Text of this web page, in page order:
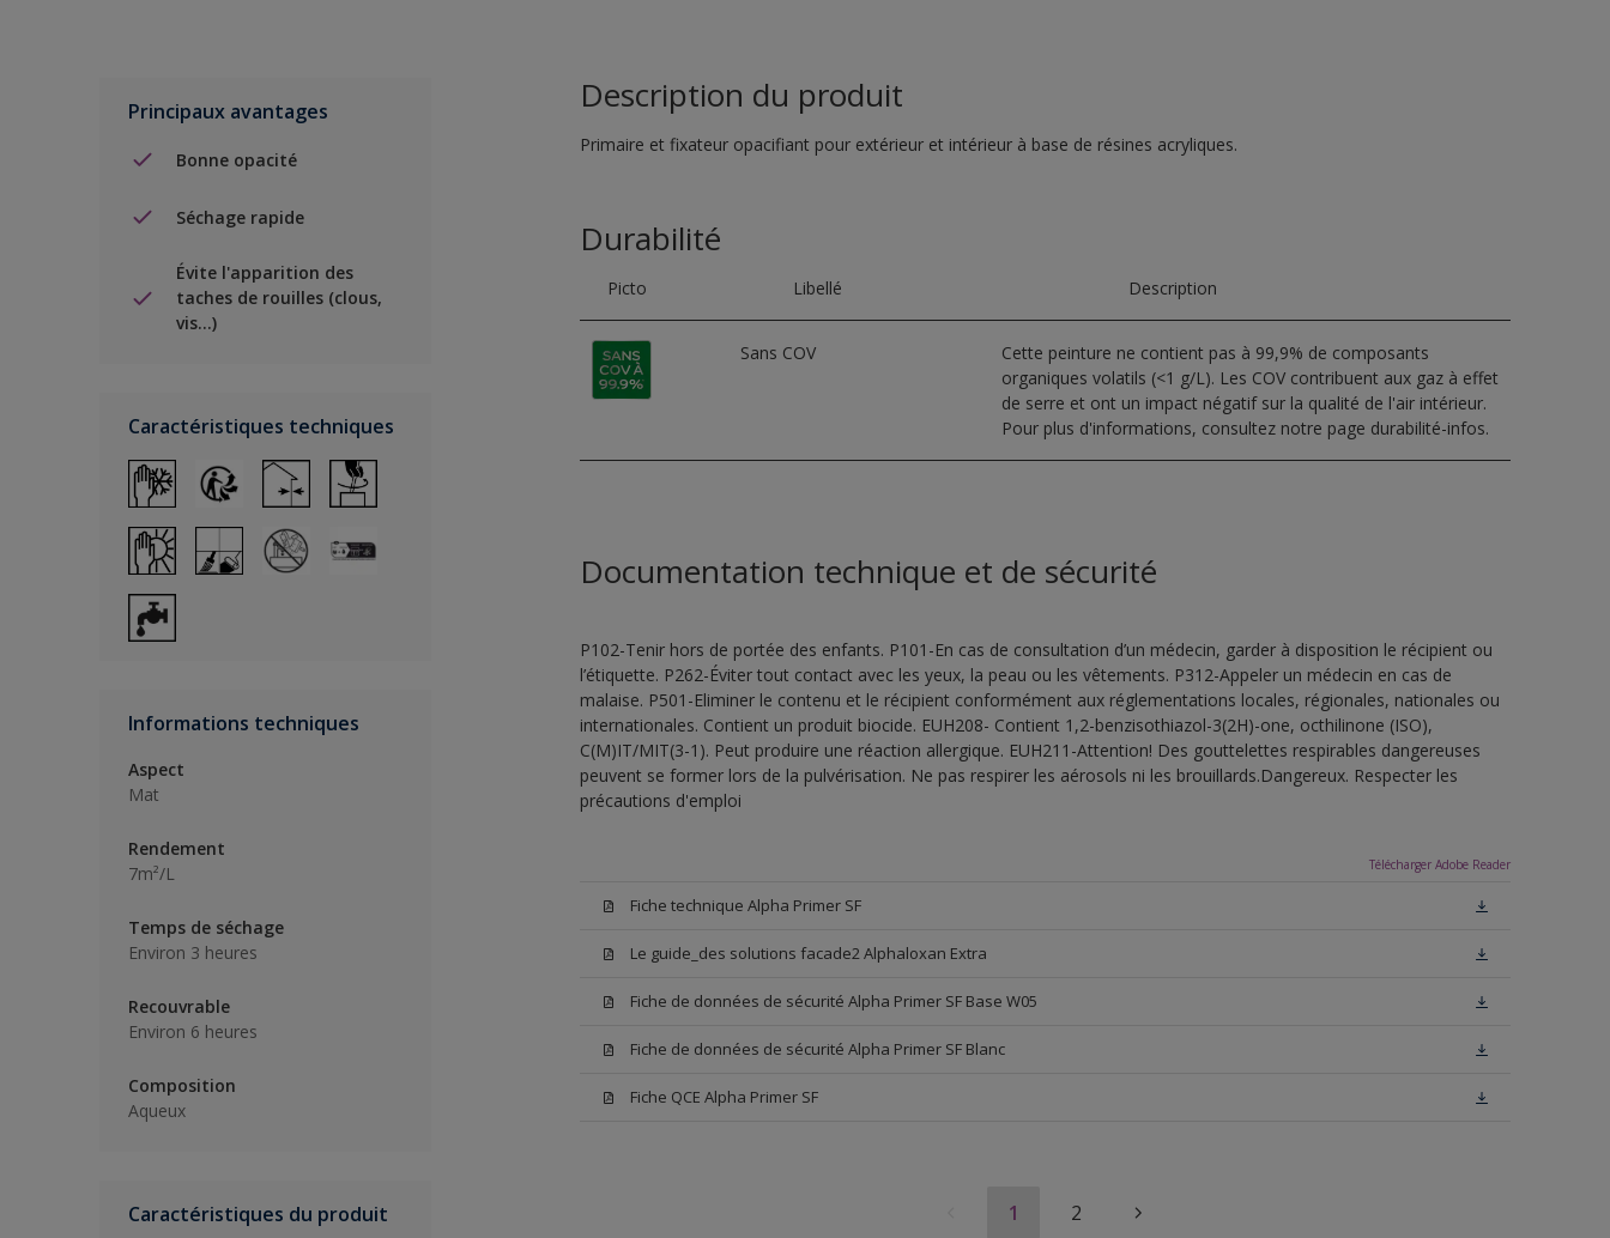
Principaux avantages
Bonne opacité
Séchage rapide
Évite l'apparition des
taches de rouilles (clous,
vis…)
Caractéristiques techniques
Informations techniques
Aspect
Mat
Rendement
7m²/L
Temps de séchage
Environ 3 heures
Recouvrable
Environ 6 heures
Composition
Aqueux
Caractéristiques du produit
Description du produit
Primaire et fixateur opacifiant pour extérieur et intérieur à base de résines acryliques.
Durabilité
Picto Libellé Description
Sans COV
Cette peinture ne contient pas à 99,9% de composants
organiques volatils (<1 g/L). Les COV contribuent aux gaz à effet
de serre et ont un impact négatif sur la qualité de l'air intérieur.
Pour plus d'informations, consultez notre page durabilité-infos.
Documentation technique et de sécurité
P102-Tenir hors de portée des enfants. P101-En cas de consultation d’un médecin, garder à disposition le récipient ou
l’étiquette. P262-Éviter tout contact avec les yeux, la peau ou les vêtements. P312-Appeler un médecin en cas de
malaise. P501-Eliminer le contenu et le récipient conformément aux réglementations locales, régionales, nationales ou
internationales. Contient un produit biocide. EUH208- Contient 1,2-benzisothiazol-3(2H)-one, octhilinone (ISO),
C(M)IT/MIT(3-1). Peut produire une réaction allergique. EUH211-Attention! Des gouttelettes respirables dangereuses
peuvent se former lors de la pulvérisation. Ne pas respirer les aérosols ni les brouillards.Dangereux. Respecter les
précautions d'emploi
Télécharger Adobe Reader
Fiche technique Alpha Primer SF
Le guide_des solutions facade2 Alphaloxan Extra
Fiche de données de sécurité Alpha Primer SF Base W05
Fiche de données de sécurité Alpha Primer SF Blanc
Fiche QCE Alpha Primer SF
1 2